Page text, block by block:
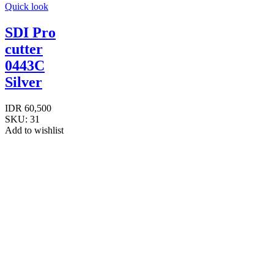
Quick look
SDI Pro
cutter
0443C
Silver
IDR 60,500
SKU: 31
Add to wishlist